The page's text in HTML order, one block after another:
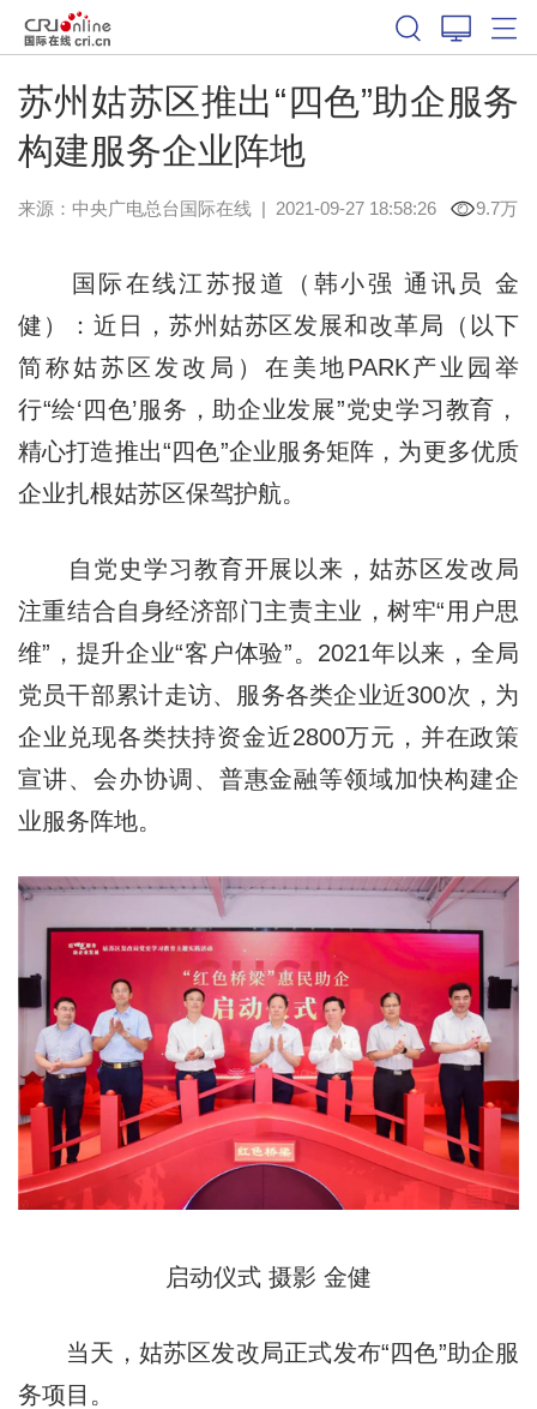
苏州姑苏区推出“四色”助企服务
构建服务企业阵地
来源：中央广电总台国际在线| 2021-09-27 18:58:26 9.7万
国际在线江苏报道（韩小强 通讯员 金
健）：近日，苏州姑苏区发展和改革局（以下
简称姑苏区发改局）在美地PARK产业园举
行“绘‘四色’服务，助企业发展”党史学习教育，
精心打造推出“四色”企业服务矩阵，为更多优质
企业扎根姑苏区保驾护航。
自党史学习教育开展以来，姑苏区发改局
注重结合自身经济部门主责主业，树牢“用户思
维”，提升企业“客户体验”。2021年以来，全局
党员干部累计走访、服务各类企业近300次，为
企业兑现各类扶持资金近2800万元，并在政策
宣讲、会办协调、普惠金融等领域加快构建企
业服务阵地。
启动仪式 摄影 金健
当天，姑苏区发改局正式发布“四色”助企服
务项目。